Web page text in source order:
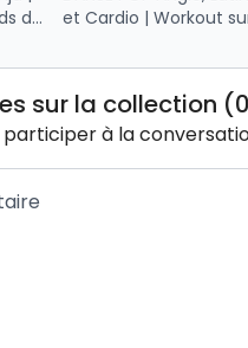
du
tes
et Cardio | Workout
anglophones, latines
le cardio modéré du
tournage POP.
sur la collection (0
participer à la